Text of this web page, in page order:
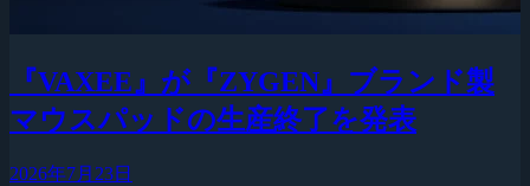
『VAXEE』が『ZYGEN』ブランド製
マウスパッドの生産終了を発表
2026年7月23日